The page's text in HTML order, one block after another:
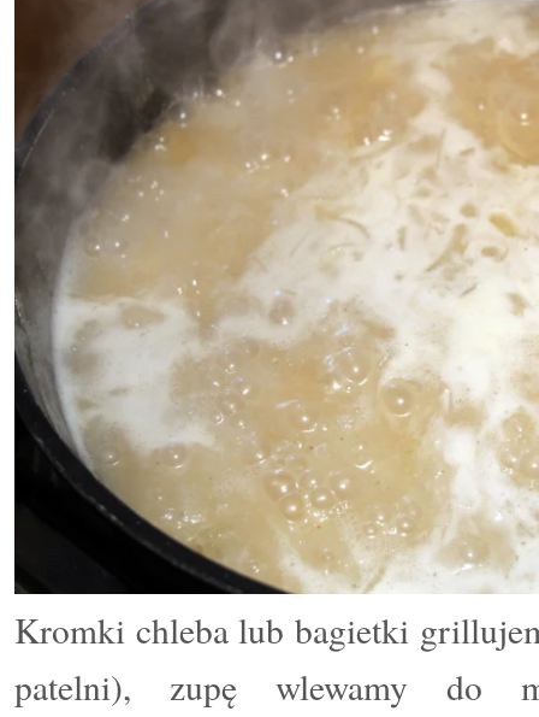
Kromki chleba lub bagietki
patelni), zupę wlewamy do